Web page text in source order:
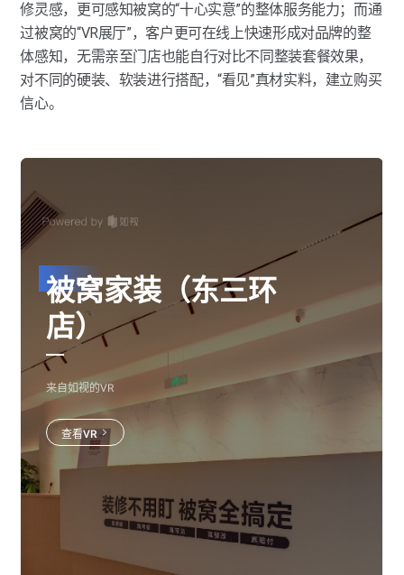
修灵感，更可感知被窝的“十心实意”的整体服务能力；而通
过被窝的“VR展厅”，客户更可在线上快速形成对品牌的整
体感知，无需亲至门店也能自行对比不同整装套餐效果，
对不同的硬装、软装进行搭配，“看见”真材实料，建立购买
信心。